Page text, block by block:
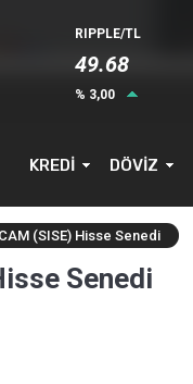
RIPPLE/TL
49.68
% 3,00
KREDİ DÖVİZ
(SISE) Hisse Senedi
Senedi